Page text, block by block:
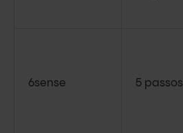
6sense 5 passos